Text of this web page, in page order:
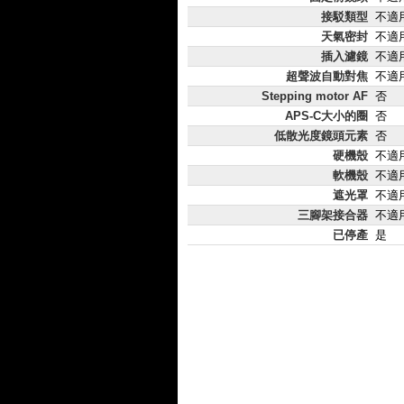
接駁類型 不適
天氣密封 不適
插入濾鏡 不適
超聲波自動對焦 不適
Stepping motor AF 否
APS-C大小的圈
否
低散光度鏡頭元素 否
硬機殼 不適
軟機殼 不適
遮光罩 不適
三腳架接合器 不適
已停產 是